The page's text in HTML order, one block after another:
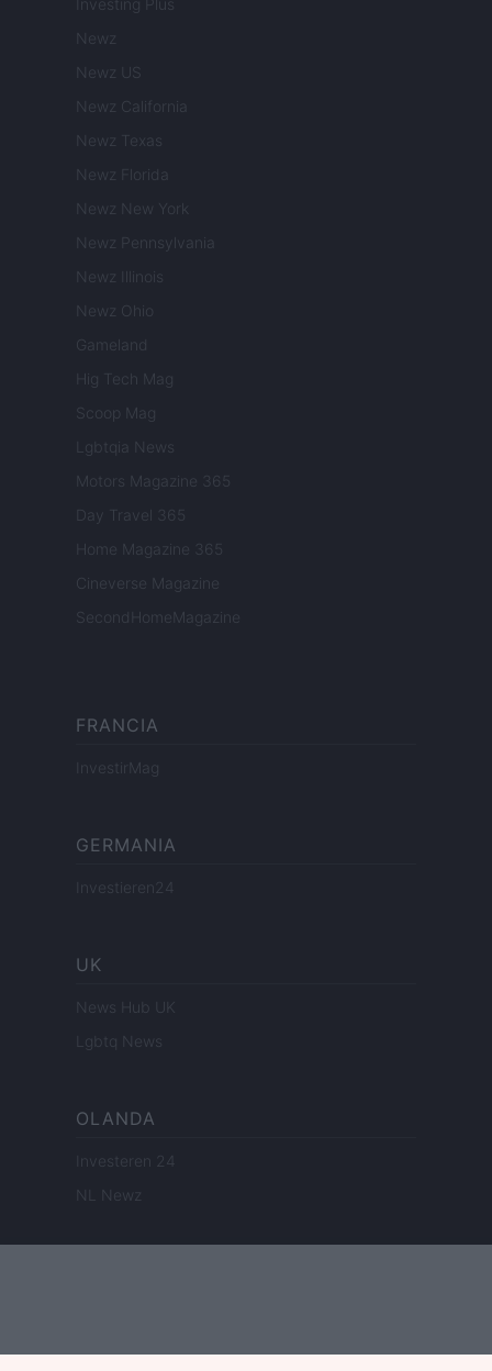
Investing Plus
Newz
Newz US
Newz California
Newz Texas
Newz Florida
Newz New York
Newz Pennsylvania
Newz Illinois
Newz Ohio
Gameland
Hig Tech Mag
Scoop Mag
Lgbtqia News
Motors Magazine 365
Day Travel 365
Home Magazine 365
Cineverse Magazine
SecondHomeMagazine
FRANCIA
InvestirMag
GERMANIA
Investieren24
UK
News Hub UK
Lgbtq News
OLANDA
Investeren 24
NL Newz